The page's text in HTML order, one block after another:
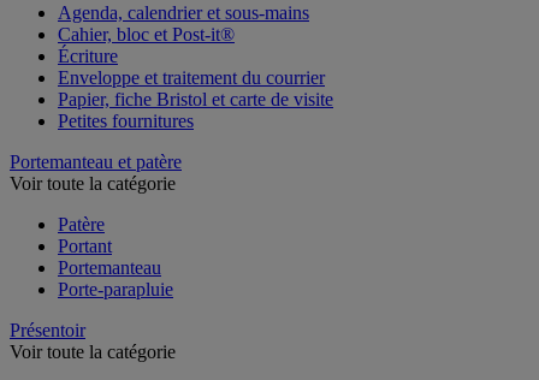
Agenda, calendrier et sous-mains
Cahier, bloc et Post-it®
Écriture
Enveloppe et traitement du courrier
Papier, fiche Bristol et carte de visite
Petites fournitures
Portemanteau et patère
Voir toute la catégorie
Patère
Portant
Portemanteau
Porte-parapluie
Présentoir
Voir toute la catégorie